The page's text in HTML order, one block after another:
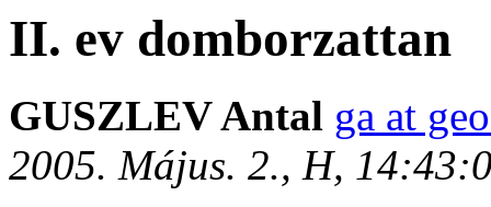
II. ev domborzattan
GUSZLEV Antal ga at
2005. Május. 2., H,